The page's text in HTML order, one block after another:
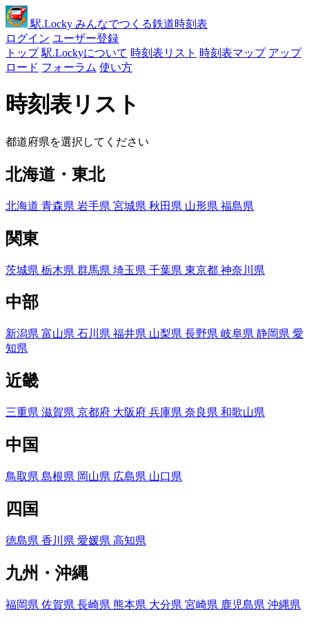
駅.Locky みんなでつくる鉄道時刻表
ログイン ユーザー登録
トップ 駅.Lockyについて 時刻表リスト 時刻表マップ アップ
ロード フォーラム 使い方
時刻表リスト
都道府県を選択してください
北海道・東北
北海道 青森県 岩手県 宮城県 秋田県 山形県 福島県
関東
茨城県 栃木県 群馬県 埼玉県 千葉県 東京都 神奈川県
中部
新潟県 富山県 石川県 福井県 山梨県 長野県 岐阜県 静岡県 愛
知県
近畿
三重県 滋賀県 京都府 大阪府 兵庫県 奈良県 和歌山県
中国
鳥取県 島根県 岡山県 広島県 山口県
四国
徳島県 香川県 愛媛県 高知県
九州・沖縄
福岡県 佐賀県 長崎県 熊本県 大分県 宮崎県 鹿児島県 沖縄県